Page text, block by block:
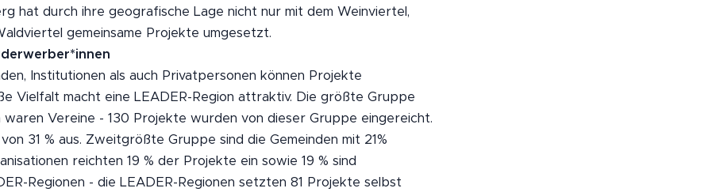
hat durch ihre geografische Lage nicht nur mit dem Weinviertel,
gemeinsame Projekte umgesetzt.
Institutionen als auch Privatpersonen können Projekte
Vielfalt macht eine LEADER-Region attraktiv. Die größte Gruppe
Vereine - 130 Projekte wurden von dieser Gruppe eingereicht.
31 % aus. Zweitgrößte Gruppe sind die Gemeinden mit 21%
reichten 19 % der Projekte ein sowie 19 % sind
Regionen - die LEADER-Regionen setzten 81 Projekte selbst